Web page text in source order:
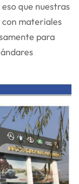
que nuestras
materiales
para